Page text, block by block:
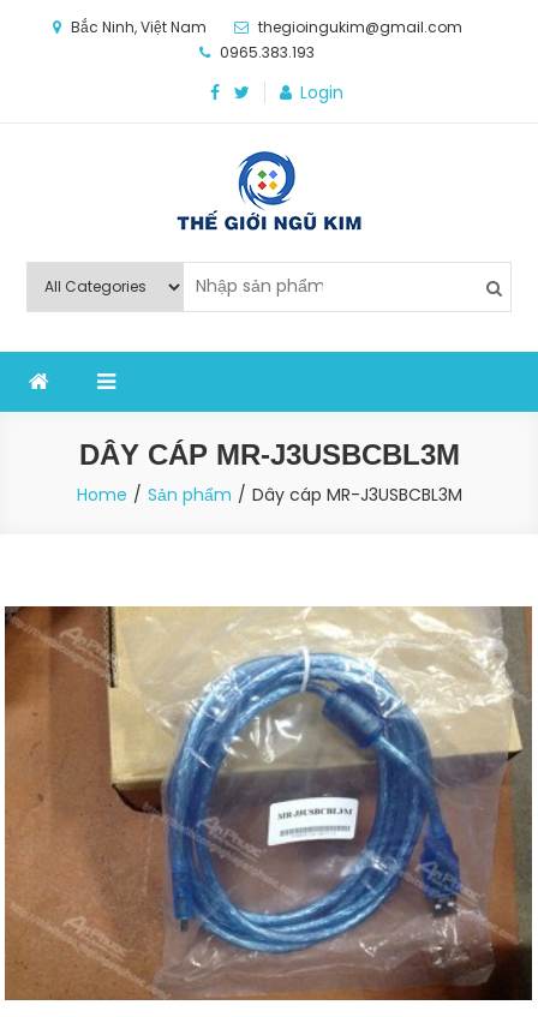
Bắc Ninh, Việt Nam
thegioingukim@gmail.com
0965.383.193
Login
Thế Giới Ngũ Kim
nghiệp sản xuất
DÂY CÁP MR-J3USBCBL3M
Home Sản phẩm Dây cáp MR-J3USBCBL3M